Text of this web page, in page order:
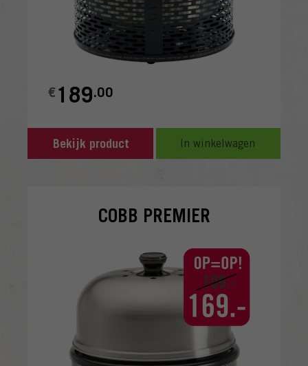
€189.00
Bekijk product In winkelwagen
COBB PREMIER